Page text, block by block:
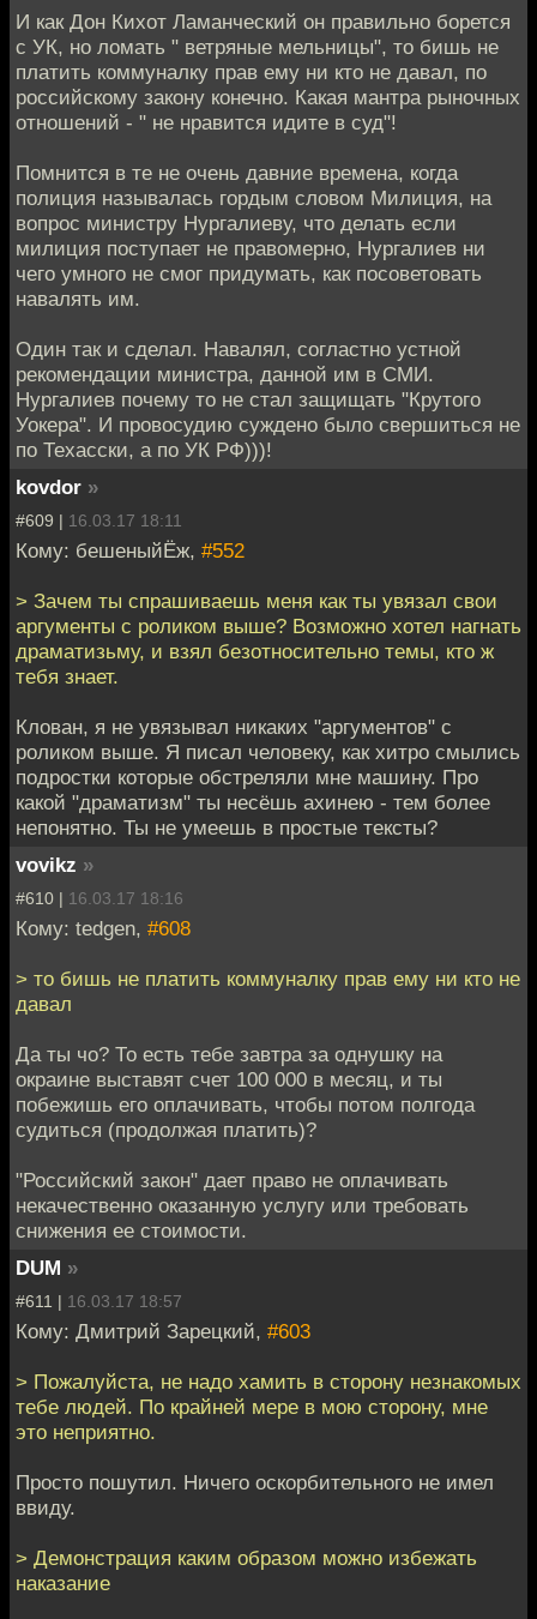
И как Дон Кихот Ламанческий он правильно борется
с УК, но ломать " ветряные мельницы", то бишь не
платить коммуналку прав ему ни кто не давал, по
российскому закону конечно. Какая мантра рыночных
отношений - " не нравится идите в суд"!
Помнится в те не очень давние времена, когда
полиция называлась гордым словом Милиция, на
вопрос министру Нургалиеву, что делать если
милиция поступает не правомерно, Нургалиев ни
чего умного не смог придумать, как посоветовать
навалять им.
Один так и сделал. Навалял, согластно устной
рекомендации министра, данной им в СМИ.
Нургалиев почему то не стал защищать "Крутого
Уокера". И провосудию суждено было свершиться не
по Техасски, а по УК РФ)))!
kovdor »
#609 | 16.03.17 18:11
Кому: бешеныйЁж, #552
> Зачем ты спрашиваешь меня как ты увязал свои
аргументы с роликом выше? Возможно хотел нагнать
драматизьму, и взял безотносительно темы, кто ж
тебя знает.
Клован, я не увязывал никаких "аргументов" с
роликом выше. Я писал человеку, как хитро смылись
подростки которые обстреляли мне машину. Про
какой "драматизм" ты несёшь ахинею - тем более
непонятно. Ты не умеешь в простые тексты?
vovikz »
#610 | 16.03.17 18:16
Кому: tedgen, #608
> то бишь не платить коммуналку прав ему ни кто не
давал
Да ты чо? То есть тебе завтра за однушку на
окраине выставят счет 100 000 в месяц, и ты
побежишь его оплачивать, чтобы потом полгода
судиться (продолжая платить)?
"Российский закон" дает право не оплачивать
некачественно оказанную услугу или требовать
снижения ее стоимости.
DUM »
#611 | 16.03.17 18:57
Кому: Дмитрий Зарецкий, #603
> Пожалуйста, не надо хамить в сторону незнакомых
тебе людей. По крайней мере в мою сторону, мне
это неприятно.
Просто пошутил. Ничего оскорбительного не имел
ввиду.
> Демонстрация каким образом можно избежать
наказание